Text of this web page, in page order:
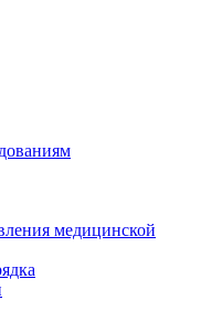
медицинской